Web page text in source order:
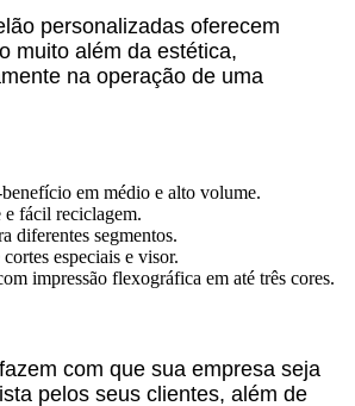
personalizadas oferecem
muito além da estética,
na operação de uma
em médio e alto volume.
e fácil reciclagem.
diferentes segmentos.
especiais e visor.
impressão flexográfica em até três cores.
com que sua empresa seja
pelos seus clientes, além de